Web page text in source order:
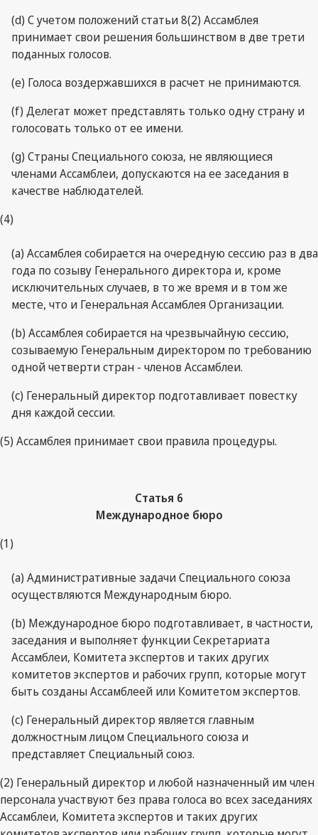
(d) С учетом положений статьи 8(2) Ассамблея
принимает свои решения большинством в две трети
поданных голосов.
(e) Голоса воздержавшихся в расчет не принимаются.
(f) Делегат может представлять только одну страну и
голосовать только от ее имени.
(g) Страны Специального союза, не являющиеся
членами Ассамблеи, допускаются на ее заседания в
качестве наблюдателей.
(4)
(a) Ассамблея собирается на очередную сессию раз в два
года по созыву Генерального директора и, кроме
исключительных случаев, в то же время и в том же
месте, что и Генеральная Ассамблея Организации.
(b) Ассамблея собирается на чрезвычайную сессию,
созываемую Генеральным директором по требованию
одной четверти стран - членов Ассамблеи.
(c) Генеральный директор подготавливает повестку
дня каждой сессии.
(5) Ассамблея принимает свои правила процедуры.
Статья 6
Международное бюро
(1)
(a) Административные задачи Специального союза
осуществляются Международным бюро.
(b) Международное бюро подготавливает, в частности,
заседания и выполняет функции Секретариата
Ассамблеи, Комитета экспертов и таких других
комитетов экспертов и рабочих групп, которые могут
быть созданы Ассамблеей или Комитетом экспертов.
(c) Генеральный директор является главным
должностным лицом Специального союза и
представляет Специальный союз.
(2) Генеральный директор и любой назначенный им член
персонала участвуют без права голоса во всех заседаниях
Ассамблеи, Комитета экспертов и таких других